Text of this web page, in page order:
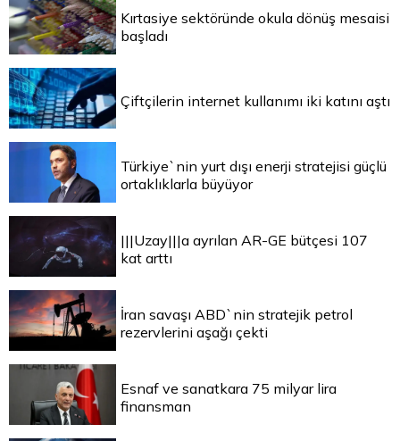
Kırtasiye sektöründe okula dönüş mesaisi
başladı
Çiftçilerin internet kullanımı iki katını aştı
Türkiye`nin yurt dışı enerji stratejisi güçlü
ortaklıklarla büyüyor
|||Uzay|||a ayrılan AR-GE bütçesi 107
kat arttı
İran savaşı ABD`nin stratejik petrol
rezervlerini aşağı çekti
Esnaf ve sanatkara 75 milyar lira
finansman